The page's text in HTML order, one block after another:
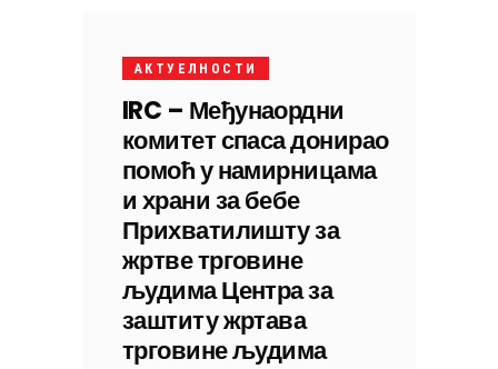
АКТУЕЛНОСТИ
IRC – Међунаордни
комитет спаса донирао
помоћ у намирницама
и храни за бебе
Прихватилишту за
жртве трговине
људима Центра за
заштиту жртава
трговине људима